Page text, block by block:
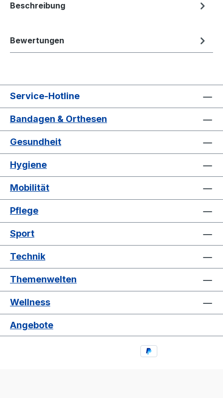
Beschreibung
Bewertungen
Service-Hotline
Bandagen & Orthesen
Gesundheit
Hygiene
Mobilität
Pflege
Sport
Technik
Themenwelten
Wellness
Angebote